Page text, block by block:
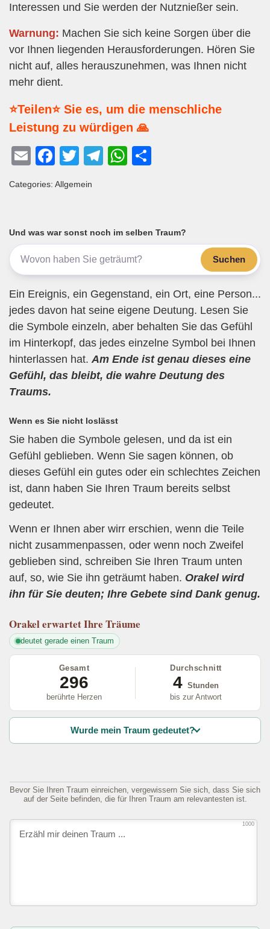
Interessen und Sie werden der Nutznießer sein.
Warnung: Machen Sie sich keine Sorgen über die
vor Ihnen liegenden Herausforderungen. Hören Sie
nicht auf, alles herauszunehmen, was Ihnen nicht
mehr dient.
⭐Teilen⭐ Sie es, um die menschliche
Leistung zu würdigen 🙏
E
ail
F
c
b
o
o
k
T
tt
T
a
m
W
A
p
p
Categories: Allgemein
Und was war sonst noch im selben Traum?
Suchen
Ein Ereignis, ein Gegenstand, ein Ort, eine Person...
jedes davon hat seine eigene Deutung. Lesen Sie
die Symbole einzeln, aber behalten Sie das Gefühl
im Hinterkopf, das jedes einzelne Symbol bei Ihnen
hinterlassen hat. Am Ende ist genau dieses eine
Gefühl, das bleibt, die wahre Deutung des
Traums.
Wenn es Sie nicht loslässt
Sie haben die Symbole gelesen, und da ist ein
Gefühl geblieben. Wenn Sie sagen können, ob
dieses Gefühl ein gutes oder ein schlechtes Zeichen
ist, dann haben Sie Ihren Traum bereits selbst
gedeutet.
Wenn er Ihnen aber wirr erschien, wenn die Teile
nicht zusammenpassen, oder wenn noch Zweifel
geblieben sind, schreiben Sie Ihren Traum unten
auf, so, wie Sie ihn geträumt haben. Orakel wird
ihn für Sie deuten; Ihre Gebete sind Dank genug.
Orakelerwartet Ihre Träume
deutet gerade einen Traum
Gesamt
296
berührte Herzen
Durchschnitt
4 Stunden
bis zur Antwort
Wurde mein Traum gedeutet?
Bevor Sie Ihren Traum einreichen, vergewissern Sie sich, dass Sie sich
auf der Seite befinden, die für Ihren Traum am relevantesten ist.
1000